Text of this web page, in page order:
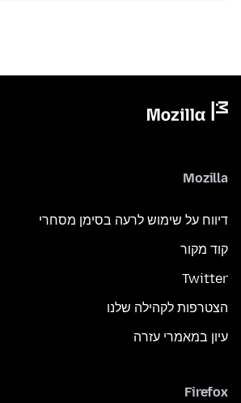
Mozilla
דיווח על שימוש לרעה בסימן מסחרי
קוד מקור
Twitter
הצטרפות לקהילה שלנו
עיון במאמרי עזרה
Firefox